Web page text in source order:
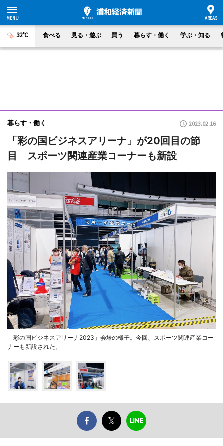
32°C 食べる 見る・遊ぶ 買う 暮らす・働く 学ぶ・知る
暮らす・働く 2023.02.16
「彩の国ビジネスアリーナ」が20回目の節
目 スポーツ関連産業コーナーも新設
「彩の国ビジネスアリーナ2023」会場の様子。今回、スポーツ関連産業コー
ナーも新設された。